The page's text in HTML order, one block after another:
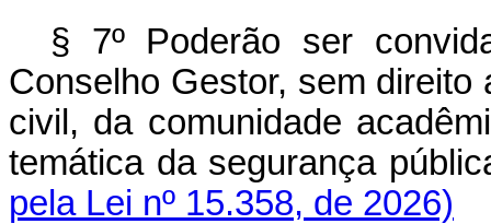
§ 7º Poderão ser
Conselho Gestor, sem
civil, da comunidade
temática da segurança
pela Lei nº 15.358, de 2026)